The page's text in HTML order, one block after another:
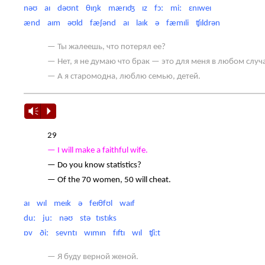
nəʊ aɪ dəʊnt θɪŋk mærɪʤ ɪz fɔː miː ɛnɪweɪ
ænd aɪm əʊld fæʃənd aɪ laɪk ə fæmɪli ʧɪldrən
— Ты жалеешь, что потерял ее?
— Нет, я не думаю что брак — это для меня в любом
— А я старомодна, люблю семью, детей.
Vm P
29
— I will make a faithful wife.
— Do you know statistics?
— Of the 70 women, 50 will cheat.
aɪ wɪl meɪk ə feɪθfʊl waɪf
duː juː nəʊ stə tɪstɪks
ɒv ðiː sevntɪ wɪmɪn fɪftɪ wɪl ʧiːt
— Я буду верной женой.